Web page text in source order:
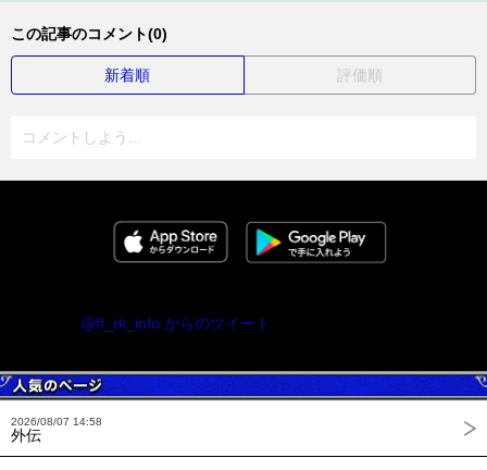
この記事のコメント(0)
新着順 評価順
コメントしよう...
@ff_rk_info からのツイート
2026/08/07 14:58
外伝